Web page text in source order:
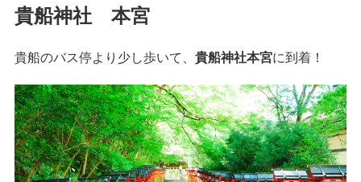
貴船神社 本宮
貴船のバス停より少し歩いて、 貴船神社本宮に到着！